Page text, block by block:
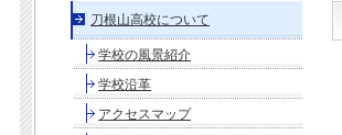
刀根山高校について
学校の風景紹介
学校沿革
アクセスマップ